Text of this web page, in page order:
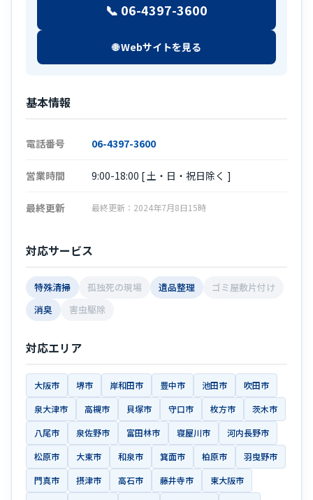
📞 06-4397-3600
🌐 Webサイトを見る
基本情報
電話番号 06-4397-3600
営業時間 9:00-18:00 [ 土・日・祝日除く ]
最終更新 最終更新：2024年7月8日15時
対応サービス
特殊清掃 孤独死の現場 遺品整理
ゴミ屋敷片付け
消臭
害虫駆除
対応エリア
大阪市 堺市 岸和田市 豊中市 池田市
吹田市
泉大津市
高槻市 貝塚市 守口市 枚方市
茨木市
八尾市
泉佐野市 富田林市 寝屋川市
河内長野市
松原市
大東市 和泉市 箕面市 柏原市
羽曳野市
門真市
摂津市 高石市 藤井寺市
東大阪市